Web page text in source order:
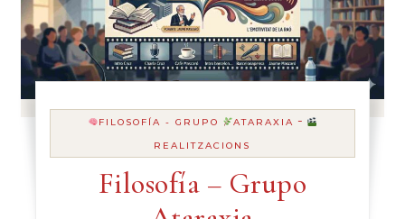
FILOSOFÍA - GRUPO ATARAXIA -
REALITZACIONS
Filosofía – Grupo